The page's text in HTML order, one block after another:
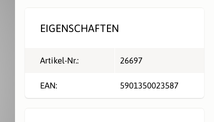
EIGENSCHAFTEN
Artikel-Nr.: 26697
EAN: 5901350023587